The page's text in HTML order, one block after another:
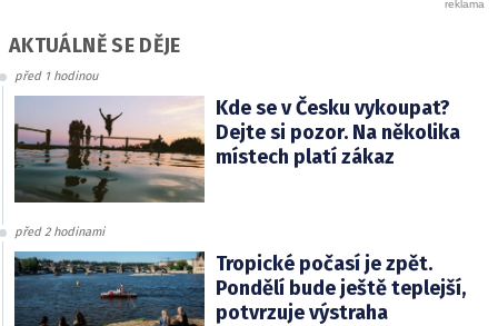
AKTUÁLNĚ SE DĚJE
před 1 hodinou
Kde se v Česku vykoupat?
Dejte si pozor. Na několika
místech platí zákaz
před 2 hodinami
Tropické počasí je zpět.
Pondělí bude ještě teplejší,
potvrzuje výstraha